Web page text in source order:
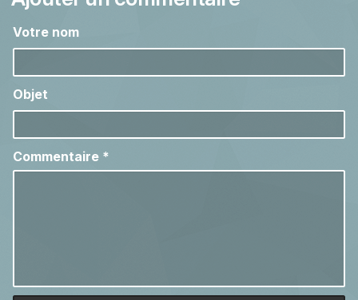
Votre nom
Objet
Commentaire *